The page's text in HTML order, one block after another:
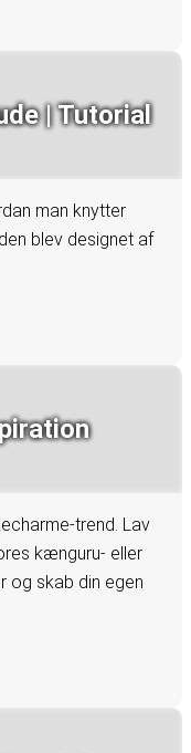
| Tutorial
man knytter
blev designet af
trend. Lav
kænguru- eller
og skab din egen